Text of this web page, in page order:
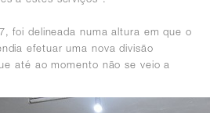
foi delineada numa altura em que o
efetuar uma nova divisão
até ao momento não se veio a